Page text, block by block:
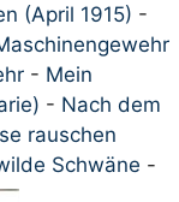
(April 1915) -
- Mein
- Nach dem
rauschen
Schwäne -